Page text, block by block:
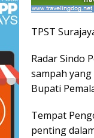
TPST
Radar Sindo
sampah
Bupati
Tempat
penting